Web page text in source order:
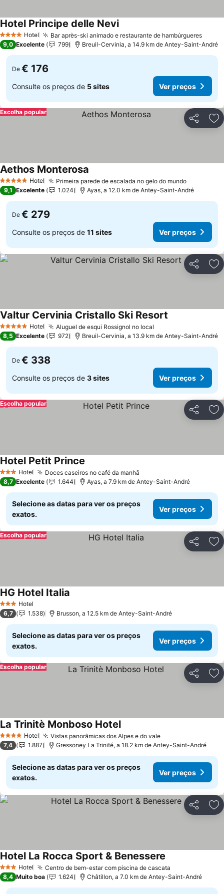
4 EstrelasHotel Bar après-ski animado e restaurante de hambúrgueresVer
Hotel Principe delle NeviVer preços
9,0 Excelente 799 Breuil-Cervinia, a 14.9 km de Antey-Saint-André
De € 176
Consulte os preços de 5 sites Ver preços
Partilhar
Escolha popular
5 Estrelas Hotel Primeira parede de escalada no gelo do mundoVer
Aethos Monterosa
9,1 Excelente 1.024 Ayas, a 12.0 km de Antey-Saint-André
De € 279
Consulte os preços de 11 sites Ver preços
Partilhar
5 Estrelas Hotel Aluguel de esqui Rossignol no local
Valtur Cervinia Cristallo Ski Resort
8,5 Excelente 972 Breuil-Cervinia, a 13.9 km de Antey-Saint-André
De € 338
Consulte os preços de 3 sites Ver preços
Partilhar
Escolha popular
3 EstrelasHotel Doces caseiros no café da manhã
Hotel Petit Prince
8,7 Excelente 1.644 Ayas, a 7.9 km de Antey-Saint-André
Selecione as datas para ver os preços
exatos.
Ver preços
Partilhar
Escolha popular
3 EstrelasHotel
HG Hotel Italia
6,7 1.538 Brusson, a 12.5 km de Antey-Saint-André
Selecione as datas para ver os preços
exatos.
Ver preços
Partilhar
Escolha popular
4 EstrelasHotel Vistas panorâmicas dos Alpes e do valeVer preços
La Trinitè Monboso HotelVer preços
7,4 1.887 Gressoney La Trinité, a 18.2 km de Antey-Saint-André
Selecione as datas para ver os preços
exatos.
Ver preços
Partilhar
3 EstrelasHotel Centro de bem-estar com piscina de cascata
Hotel La Rocca Sport & Benessere
8,4 Muito boa 1.624 Châtillon, a 7.0 km de Antey-Saint-André